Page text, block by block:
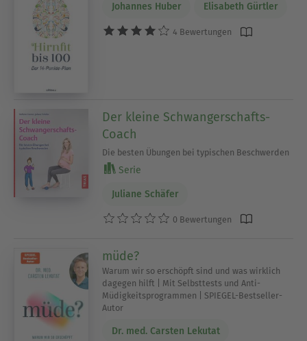
Johannes Huber Elisabeth Gürtler
4 Bewertungen
Der kleine Schwangerschafts-
Coach
Die besten Übungen bei typischen Beschwerden
Serie
Juliane Schäfer
0 Bewertungen
müde?
Warum wir so erschöpft sind und was wirklich
dagegen hilft | Mit Selbsttests und Anti-
Müdigkeitsprogrammen | SPIEGEL-Bestseller-
Autor
Dr. med. Carsten Lekutat